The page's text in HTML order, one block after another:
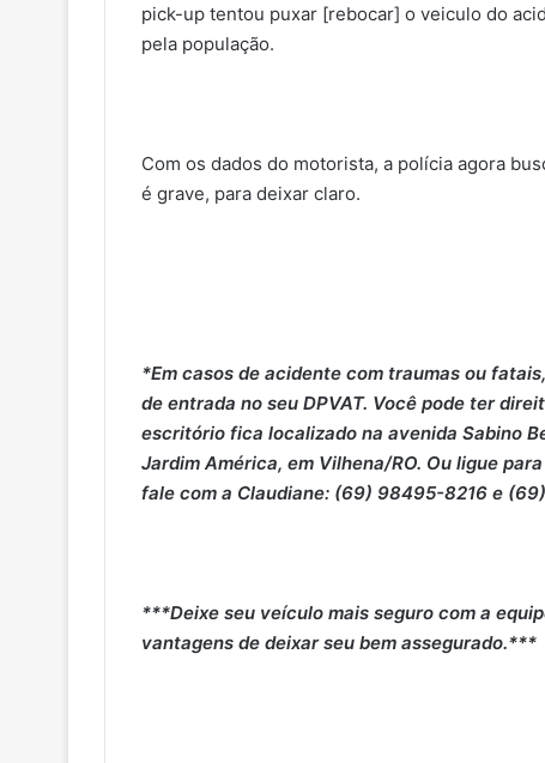
pick-up tentou puxar [rebocar] o veiculo do
pela população.
Com os dados do motorista, a polícia agora
é grave, para deixar claro.
*Em casos de acidente com traumas ou
de entrada no seu DPVAT. Você pode ter
escritório fica localizado na avenida Sabino
Jardim América, em Vilhena/RO. Ou ligue
fale com a Claudiane: (69) 98495-8216 e
***Deixe seu veículo mais seguro com a
vantagens de deixar seu bem assegurado.***